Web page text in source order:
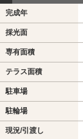
完成年
採光面
専有面積
テラス面積
駐車場
駐輪場
現況/引渡し